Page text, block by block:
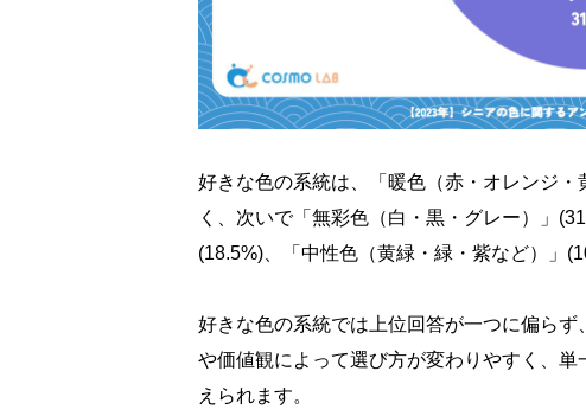
好きな色の系統は、「暖色（赤・オレンジ
く、次いで「無彩色（白・黒・グレー）」
(18.5%)、「中性色（黄緑・緑・紫など）」
好きな色の系統では上位回答が一つに偏ら
や価値観によって選び方が変わりやすく、
えられます。